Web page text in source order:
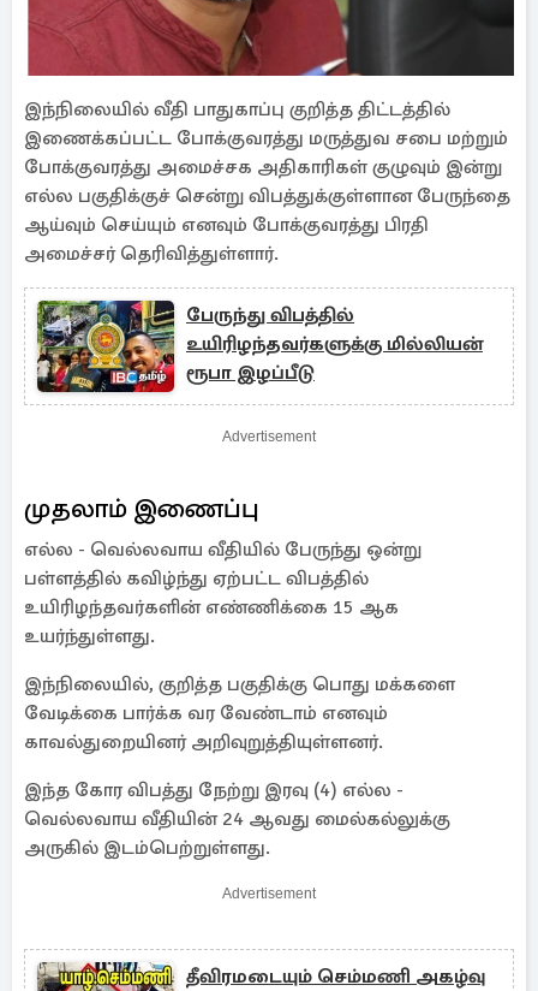
இந்நிலையில் வீதி பாதுகாப்பு குறித்த திட்டத்தில்
இணைக்கப்பட்ட போக்குவரத்து மருத்துவ சபை மற்றும்
போக்குவரத்து அமைச்சக அதிகாரிகள் குழுவும் இன்று
எல்ல பகுதிக்குச் சென்று விபத்துக்குள்ளான பேருந்தை
ஆய்வும் செய்யும் எனவும் போக்குவரத்து பிரதி
அமைச்சர் தெரிவித்துள்ளார்.
பேருந்து விபத்தில்
உயிரிழந்தவர்களுக்கு மில்லியன்
ரூபா இழப்பீடு
Advertisement
முதலாம் இணைப்பு
எல்ல - வெல்லவாய வீதியில் பேருந்து ஒன்று
பள்ளத்தில் கவிழ்ந்து ஏற்பட்ட விபத்தில்
உயிரிழந்தவர்களின் எண்ணிக்கை 15 ஆக
உயர்ந்துள்ளது.
இந்நிலையில், குறித்த பகுதிக்கு பொது மக்களை
வேடிக்கை பார்க்க வர வேண்டாம் எனவும்
காவல்துறையினர் அறிவுறுத்தியுள்ளனர்.
இந்த கோர விபத்து நேற்று இரவு (4) எல்ல -
வெல்லவாய வீதியின் 24 ஆவது மைல்கல்லுக்கு
அருகில் இடம்பெற்றுள்ளது.
Advertisement
தீவிரமடையும் செம்மணி அகழ்வு